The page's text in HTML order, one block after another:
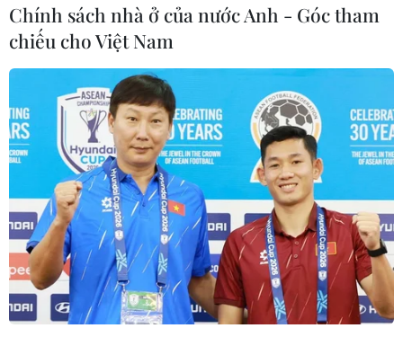
TIN CÙNG CHUYÊN MỤC
Thưởng vượt kế hoạch: động lực còn
thiếu cho doanh nghiệp dẫn dắt
07/08/2026 04:01
Hãng BMW bắt đầu sản xuất hàng
loạt mẫu xe thuần điện “thế hệ mới”
07/08/2026 01:52
Chính sách nhà ở của nước Anh - Góc tham
chiếu cho Việt Nam